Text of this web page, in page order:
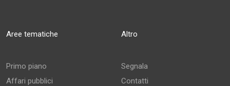
Aree tematiche
Primo piano
Affari pubblici
Altro
Segnala
Contatti